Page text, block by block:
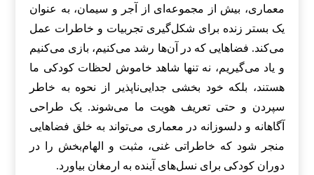
معماری، بیش از مجموعه‌ای از آجر و سیمان، به عنوان
یک بستر زنده برای شکل‌گیری تجربیات و خاطرات عمل
می‌کند. فضاهایی که در آن‌ها رشد می‌کنیم، بازی می‌کنیم
و یاد می‌گیریم، نه تنها شاهد خاموش لحظات کودکی ما
هستند، بلکه خود بخشی جدایی‌ناپذیر از نحوه به خاطر
سپردن و حتی تعریف هویت ما می‌شوند. یک طراحی
آگاهانه و دلسوزانه در معماری می‌تواند به خلق فضاهایی
منجر شود که خاطراتی غنی، مثبت و الهام‌بخش را در
دوران کودکی برای نسل‌های آینده به ارمغان بیاورد.